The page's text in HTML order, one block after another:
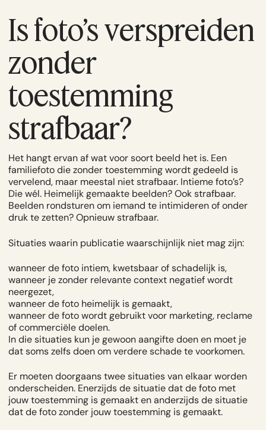
Is foto’s verspreiden
zonder
toestemming
strafbaar?
Het hangt ervan af wat voor soort beeld het is. Een
familiefoto die zonder toestemming wordt gedeeld is
vervelend, maar meestal niet strafbaar. Intieme foto’s?
Die wél. Heimelijk gemaakte beelden? Ook strafbaar.
Beelden rondsturen om iemand te intimideren of onder
druk te zetten? Opnieuw strafbaar.
Situaties waarin publicatie waarschijnlijk niet mag zijn:
wanneer de foto intiem, kwetsbaar of schadelijk is,
wanneer je zonder relevante context negatief wordt
neergezet,
wanneer de foto heimelijk is gemaakt,
wanneer de foto wordt gebruikt voor marketing, reclame
of commerciële doelen.
In die situaties kun je gewoon aangifte doen en moet je
dat soms zelfs doen om verdere schade te voorkomen.
Er moeten doorgaans twee situaties van elkaar worden
onderscheiden. Enerzijds de situatie dat de foto met
jouw toestemming is gemaakt en anderzijds de situatie
dat de foto zonder jouw toestemming is gemaakt.